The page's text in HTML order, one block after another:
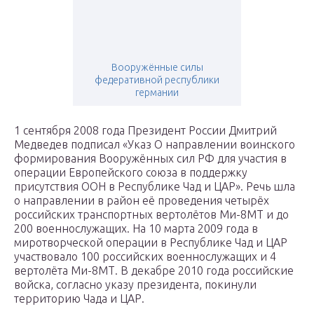
Вооружённые силы
федеративной республики
германии
1 сентября 2008 года Президент России Дмитрий
Медведев подписал «Указ О направлении воинского
формирования Вооружённых сил РФ для участия в
операции Европейского союза в поддержку
присутствия ООН в Республике Чад и ЦАР». Речь шла
о направлении в район её проведения четырёх
российских транспортных вертолётов Ми-8МТ и до
200 военнослужащих. На 10 марта 2009 года в
миротворческой операции в Республике Чад и ЦАР
участвовало 100 российских военнослужащих и 4
вертолёта Ми-8МТ. В декабре 2010 года российские
войска, согласно указу президента, покинули
территорию Чада и ЦАР.